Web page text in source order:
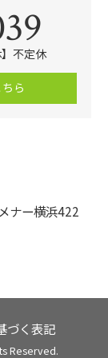
ナー横浜422
不定休
ら
づく表記
Reserved.